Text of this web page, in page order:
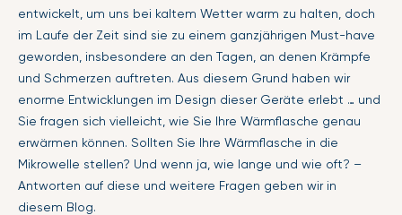
entwickelt, um uns bei kaltem Wetter warm zu halten, doch
im Laufe der Zeit sind sie zu einem ganzjährigen Must-have
geworden, insbesondere an den Tagen, an denen Krämpfe
und Schmerzen auftreten. Aus diesem Grund haben wir
enorme Entwicklungen im Design dieser Geräte erlebt … und
Sie fragen sich vielleicht, wie Sie Ihre Wärmflasche genau
erwärmen können. Sollten Sie Ihre Wärmflasche in die
Mikrowelle stellen? Und wenn ja, wie lange und wie oft? –
Antworten auf diese und weitere Fragen geben wir in
diesem Blog.